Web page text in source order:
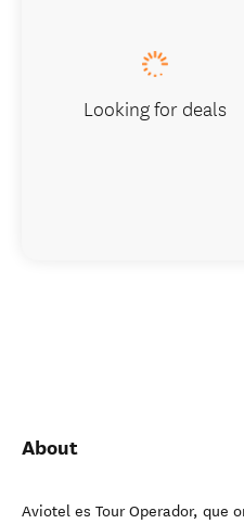
About
Aviotel es Tour Operador, que
Looking for deals